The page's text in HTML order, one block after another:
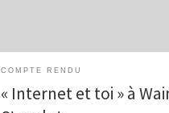
COMPTE RENDU
« Internet et toi » à